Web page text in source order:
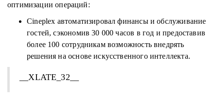
оптимизации операций:
Cineplex автоматизировал финансы и обслуживание
гостей, сэкономив 30 000 часов в год и предоставив
более 100 сотрудникам возможность внедрять
решения на основе искусственного интеллекта.
__XLATE_32__